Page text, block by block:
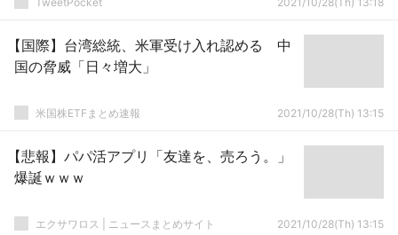
【国際】台湾総統、米軍受け入れ認める 中
国の脅威「日々増大」
米国株ETFまとめ速報 2021/10/28(Th) 13:15
【悲報】パパ活アプリ「友達を、売ろう。」
爆誕ｗｗｗ
エクサワロス | ニュースまとめサイト 2021/10/28(Th) 13:15